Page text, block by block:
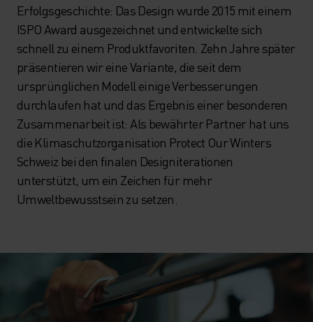
Erfolgsgeschichte: Das Design wurde 2015 mit einem
ISPO Award ausgezeichnet und entwickelte sich
schnell zu einem Produktfavoriten. Zehn Jahre später
präsentieren wir eine Variante, die seit dem
ursprünglichen Modell einige Verbesserungen
durchlaufen hat und das Ergebnis einer besonderen
Zusammenarbeit ist: Als bewährter Partner hat uns
die Klimaschutzorganisation Protect Our Winters
Schweiz bei den finalen Designiterationen
unterstützt, um ein Zeichen für mehr
Umweltbewusstsein zu setzen.